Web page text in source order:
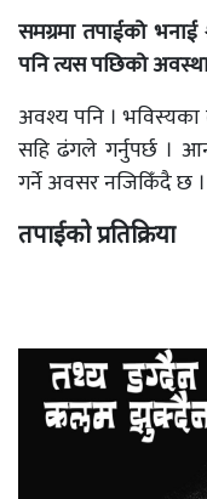
समग्रमा तपाईको
पनि त्यस पछिको अवस्था
अवश्य पनि । भविस्यका
सहि ढंगले गर्नुपर्छ ।
गर्ने अवसर नजिकिँदै छ ।
तपाईको प्रतिक्रिया